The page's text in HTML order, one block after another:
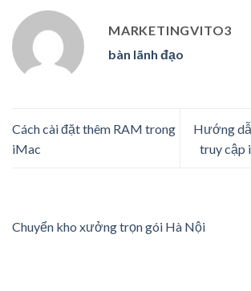
MARKETINGVITO3
bàn lãnh đạo
Cách cài đặt thêm RAM trong
iMac
Hướng
truy cập
Chuyển kho xưởng trọn gói Hà Nội